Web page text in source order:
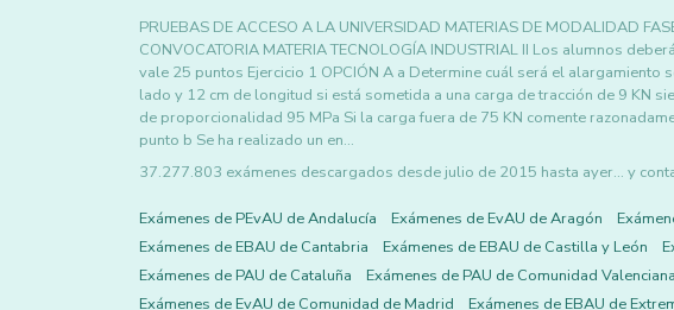
PRUEBAS DE ACCESO A LA UNIVERSIDAD MATERIAS DE MODALIDAD
CONVOCATORIA MATERIA TECNOLOGÍA INDUSTRIAL II Los alumnos
vale 25 puntos Ejercicio 1 OPCIÓN A a Determine cuál será el
lado y 12 cm de longitud si está sometida a una carga de tracción de 9 KN
de proporcionalidad 95 MPa Si la carga fuera de 75 KN comente
punto b Se ha realizado un en…
37.277.803 exámenes descargados desde julio de 2015 hasta ayer... y
Exámenes de PEvAU de Andalucía Exámenes de EvAU de Aragón
Exámenes de EBAU de Cantabria
Exámenes de EBAU de Castilla y León
Exámenes de PAU de Cataluña
Exámenes de PAU de Comunidad Valenciana
Exámenes de EvAU de Comunidad de Madrid
Exámenes de EBAU de